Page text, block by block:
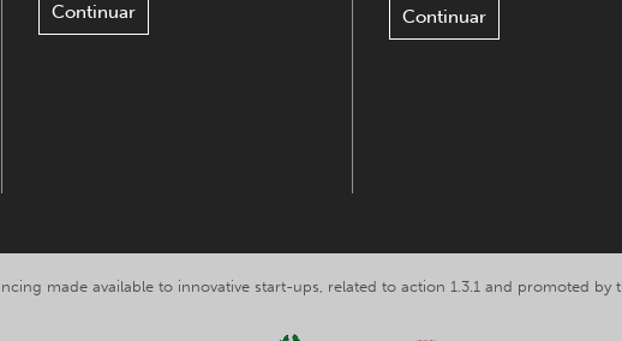
Continuar Continuar
made available to innovative start-ups, related to action 1.3.1 and promoted by